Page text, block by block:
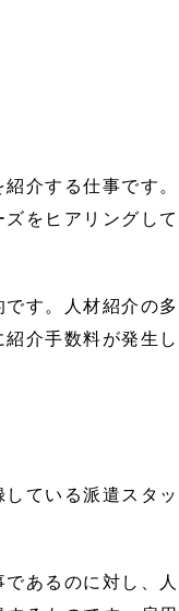
介する仕事です。
をヒアリングして
す。人材紹介の多
介手数料が発生し
ている派遣スタッ
あるのに対し、人